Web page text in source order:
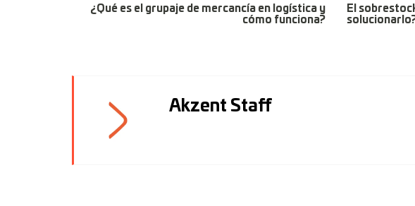
¿Qué es el grupaje de mercancía en logística y
cómo funciona?
El
Akzent Staff